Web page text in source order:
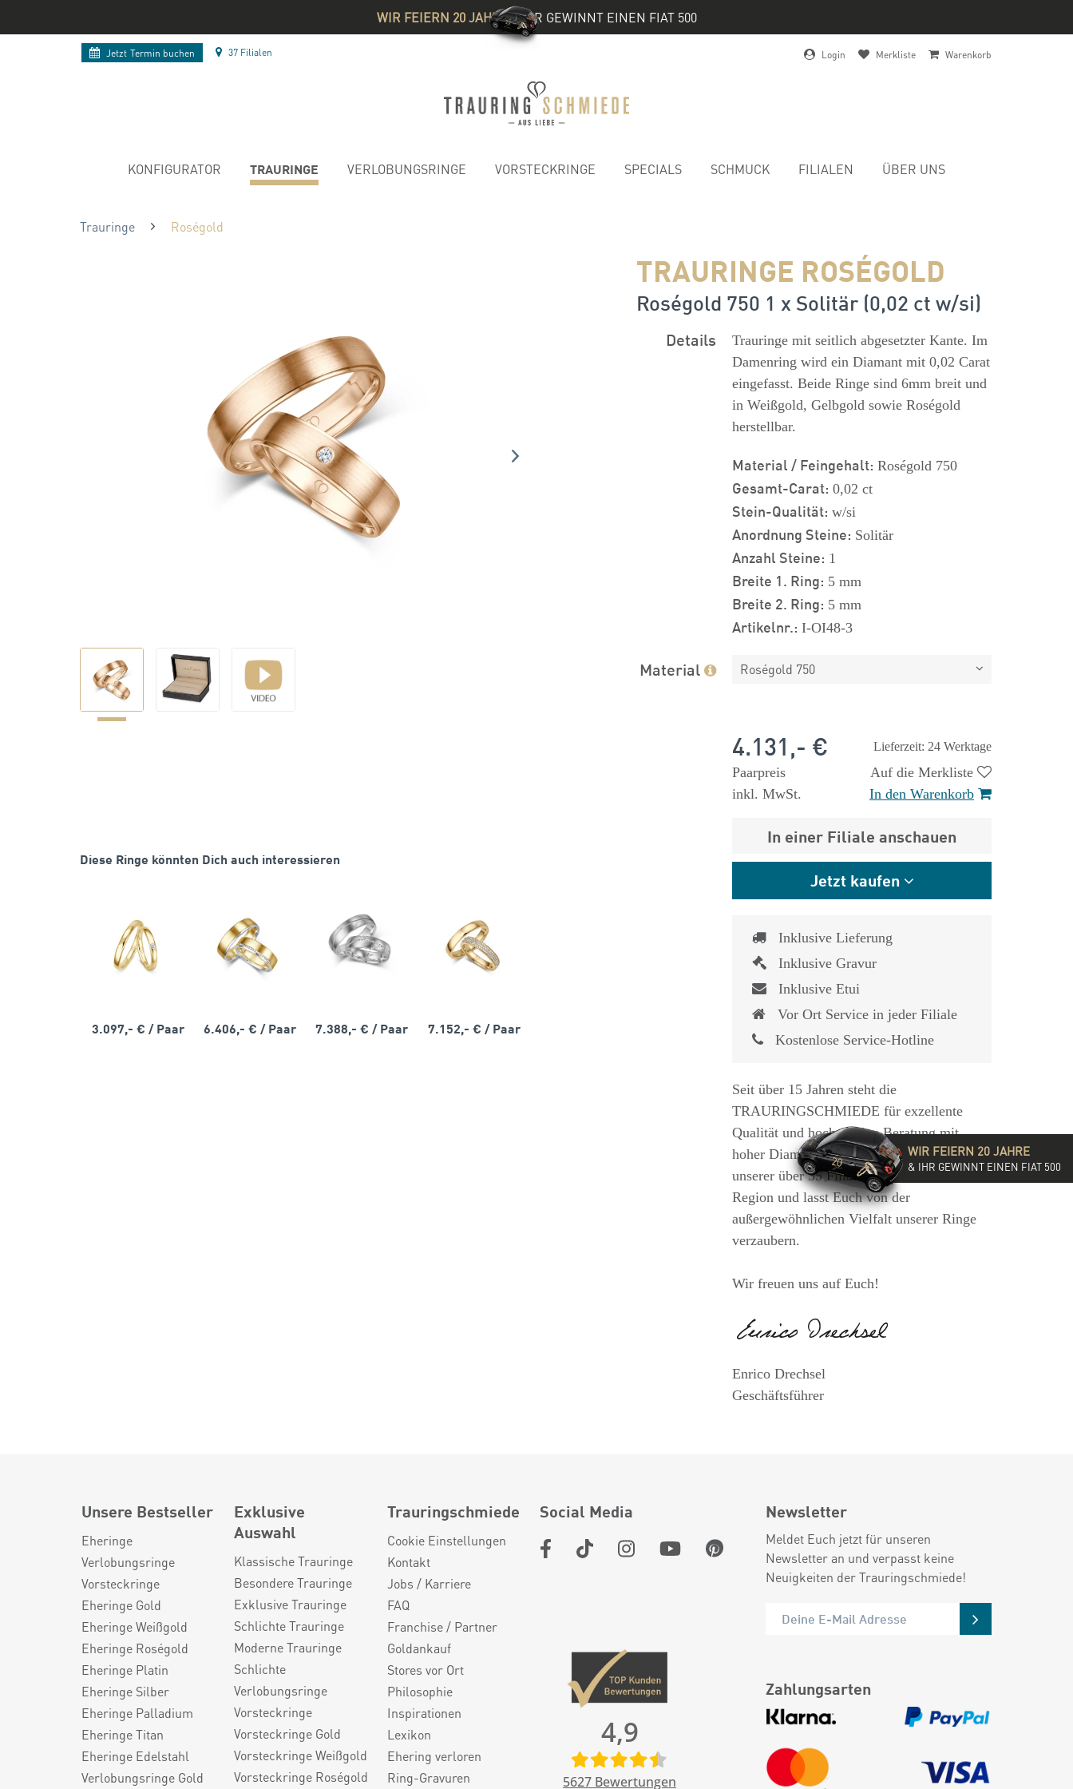
WIR FEIERN 20 JAHRE& IHR GEWINNT EINEN FIAT 500
Jetzt Termin buchen 37 Filialen Login Merkliste Warenkorb
KONFIGURATOR TRAURINGE VERLOBUNGSRINGE VORSTECKRINGE SPECIALS SCHMUCK FILIALEN ÜBER UNS
Trauringe Roségold
TRAURINGE ROSÉGOLD
Roségold 750 1 x Solitär (0,02 ct w/si)
Diese Ringe könnten Dich auch interessieren
3.097,- € / Paar 6.406,- €/ Paar 7.388,- €/ Paar 7.152,- € / Paar
Details
Trauringe mit seitlich abgesetzter Kante. Im
Damenring wird ein Diamant mit 0,02 Carat
eingefasst. Beide Ringe sind 6mm breit und
in Weißgold, Gelbgold sowie Roségold
herstellbar.
Material / Feingehalt: Roségold 750
Gesamt-Carat: 0,02 ct
Stein-Qualität: w/si
Anordnung Steine: Solitär
Anzahl Steine: 1
Breite 1. Ring: 5 mm
Breite 2. Ring: 5 mm
Artikelnr.: I-OI48-3
Material Roségold 750
Lieferzeit: 24 Werktage
4.131,- €
Paarpreis
inkl. MwSt.
Auf die Merkliste
In den Warenkorb
In einer Filiale anschauen
Jetzt kaufen
Inklusive Lieferung
Inklusive Gravur
Inklusive Etui
Vor Ort Service in jeder Filiale
Kostenlose Service-Hotline
Seit über 15 Jahren steht die
TRAURINGSCHMIEDE für exzellente
Qualität und hochwertige Beratung mit
hoher Diamantkompetenz. Besucht eine
unserer über 35 Filialen in der DACH-
Region und lasst Euch von der
außergewöhnlichen Vielfalt unserer Ringe
verzaubern.
Wir freuen uns auf Euch!
Enrico Drechsel
Geschäftsführer
Unsere Bestseller
Eheringe
Verlobungsringe
Vorsteckringe
Eheringe Gold
Eheringe Weißgold
Eheringe Roségold
Eheringe Platin
Eheringe Silber
Eheringe Palladium
Eheringe Titan
Eheringe Edelstahl
Verlobungsringe Gold
Exklusive
Auswahl
Klassische Trauringe
Besondere Trauringe
Exklusive Trauringe
Schlichte Trauringe
Moderne Trauringe
Schlichte
Verlobungsringe
Vorsteckringe
Vorsteckringe Gold
Vorsteckringe Weißgold
Vorsteckringe Roségold
Trauringschmiede
Cookie Einstellungen
Kontakt
Jobs / Karriere
FAQ
Franchise / Partner
Goldankauf
Stores vor Ort
Philosophie
Inspirationen
Lexikon
Ehering verloren
Ring-Gravuren
Social Media
4,9
5627 Bewertungen
Newsletter
Meldet Euch jetzt für unseren
Newsletter an und verpasst keine
Neuigkeiten der Trauringschmiede!
Zahlungsarten
WIR FEIERN 20 JAHRE
& IHR GEWINNT EINEN FIAT 500